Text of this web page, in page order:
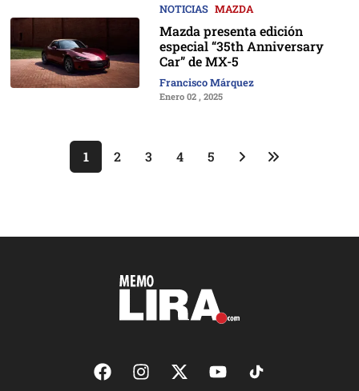
NOTICIAS MAZDA
Mazda presenta edición
especial “35th Anniversary
Car” de MX-5
Francisco Márquez
Enero 02 , 2025
1 2 3 4 5